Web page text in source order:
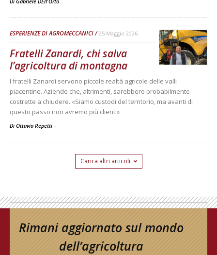
ESPERIENZE DI AGROMECCANICI 25 Maggio 2026
Fratelli Zanardi, chi salva
l’agricoltura di montagna
I fratelli Zanardi servono piccole realtà agricole delle valli
piacentine. Aziende che, altrimenti, sarebbero probabilmente
costrette a chiudere. «Siamo custodi del territorio, ma avanti di
questo passo non avremo più clienti»
Di Ottavio Repetti -
Carica altri articoli
Rimani aggiornato sul mondo
dell’agricoltura